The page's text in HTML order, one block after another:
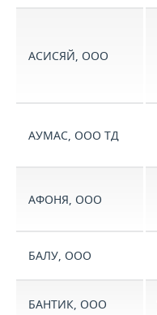
АСИСЯЙ, ООО
АУМАС, ООО ТД
АФОНЯ, ООО
БАЛУ, ООО
БАНТИК, ООО